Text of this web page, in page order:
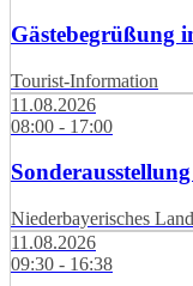
Gästebegrüßung
Tourist-Information
11.08.2026
08:00 - 17:00
Niederbayerisches
11.08.2026
09:30 - 16:38